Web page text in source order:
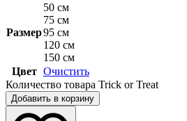
Размер
50 см
75 см
95 см
120 см
150 см
Цвет Очистить
Количество товара Trick or Treat
Добавить в корзину